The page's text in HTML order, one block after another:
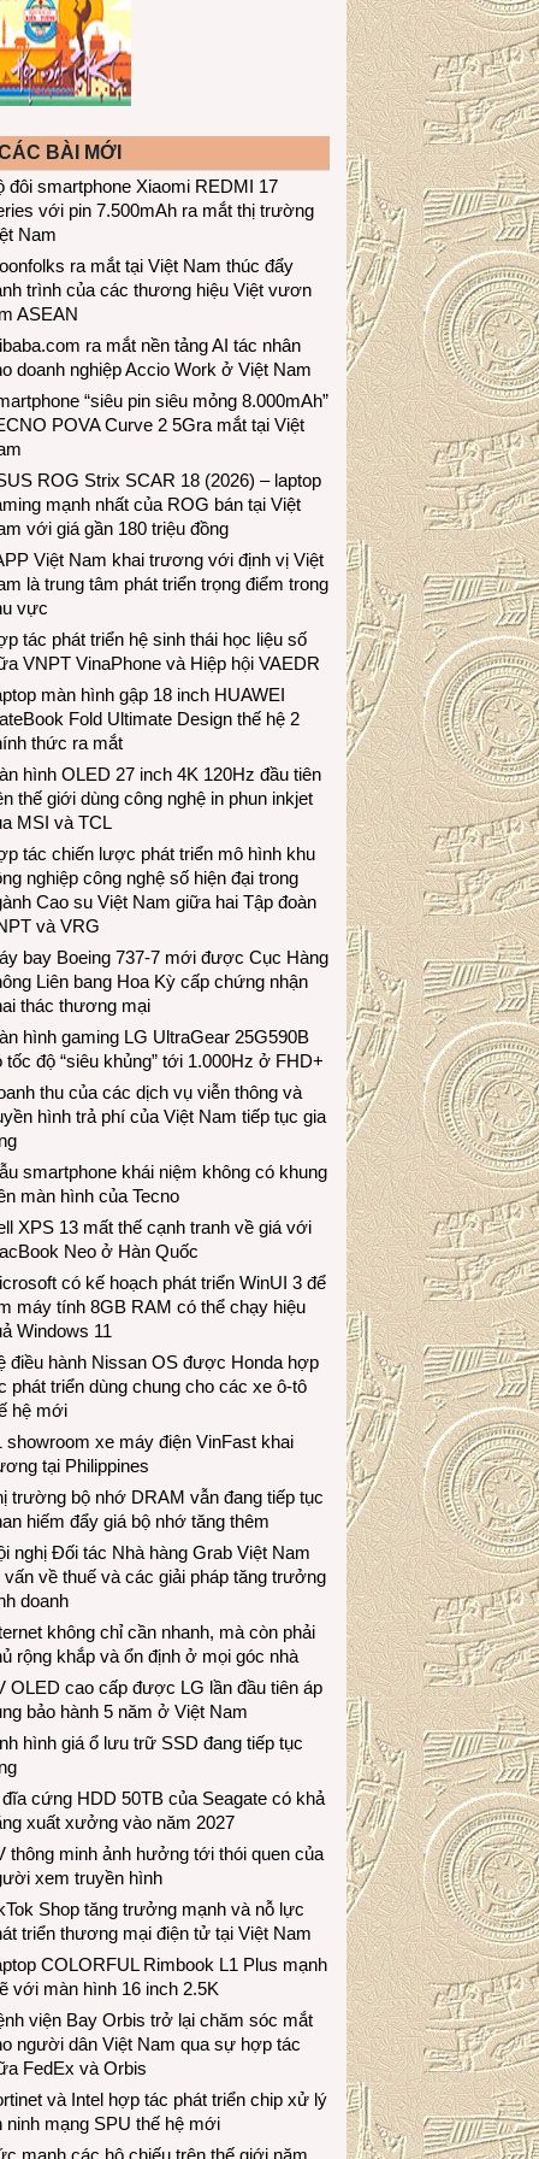
BÀI MỚI
đôi smartphone Xiaomi REDMI 17
với pin 7.500mAh ra mắt thị trường
Nam
ra mắt tại Việt Nam thúc đẩy
trình của các thương hiệu Việt vươn
ASEAN
ra mắt nền tảng AI tác nhân
doanh nghiệp Accio Work ở Việt Nam
“siêu pin siêu mỏng 8.000mAh”
POVA Curve 2 5Gra mắt tại Việt
ROG Strix SCAR 18 (2026) – laptop
mạnh nhất của ROG bán tại Việt
với giá gần 180 triệu đồng
Việt Nam khai trương với định vị Việt
là trung tâm phát triển trọng điểm trong
vực
tác phát triển hệ sinh thái học liệu số
VNPT VinaPhone và Hiệp hội VAEDR
màn hình gập 18 inch HUAWEI
Fold Ultimate Design thế hệ 2
thức ra mắt
hình OLED 27 inch 4K 120Hz đầu tiên
thế giới dùng công nghệ in phun inkjet
MSI và TCL
tác chiến lược phát triển mô hình khu
nghiệp công nghệ số hiện đại trong
Cao su Việt Nam giữa hai Tập đoàn
và VRG
bay Boeing 737-7 mới được Cục Hàng
Liên bang Hoa Kỳ cấp chứng nhận
thác thương mại
hình gaming LG UltraGear 25G590B
tốc độ “siêu khủng” tới 1.000Hz ở FHD+
thu của các dịch vụ viễn thông và
hình trả phí của Việt Nam tiếp tục gia
smartphone khái niệm không có khung
màn hình của Tecno
XPS 13 mất thế cạnh tranh về giá với
Neo ở Hàn Quốc
có kế hoạch phát triển WinUI 3 để
máy tính 8GB RAM có thể chạy hiệu
Windows 11
điều hành Nissan OS được Honda hợp
phát triển dùng chung cho các xe ô-tô
hệ mới
showroom xe máy điện VinFast khai
tại Philippines
trường bộ nhớ DRAM vẫn đang tiếp tục
hiếm đẩy giá bộ nhớ tăng thêm
nghị Đối tác Nhà hàng Grab Việt Nam
về thuế và các giải pháp tăng trưởng
doanh
không chỉ cần nhanh, mà còn phải
rộng khắp và ổn định ở mọi góc nhà
OLED cao cấp được LG lần đầu tiên áp
bảo hành 5 năm ở Việt Nam
hình giá ổ lưu trữ SSD đang tiếp tục
cứng HDD 50TB của Seagate có khả
xuất xưởng vào năm 2027
thông minh ảnh hưởng tới thói quen của
xem truyền hình
Shop tăng trưởng mạnh và nỗ lực
triển thương mại điện tử tại Việt Nam
COLORFUL Rimbook L1 Plus mạnh
với màn hình 16 inch 2.5K
viện Bay Orbis trở lại chăm sóc mắt
người dân Việt Nam qua sự hợp tác
FedEx và Orbis
và Intel hợp tác phát triển chip xử lý
ninh mạng SPU thế hệ mới
mạnh các hộ chiếu trên thế giới năm